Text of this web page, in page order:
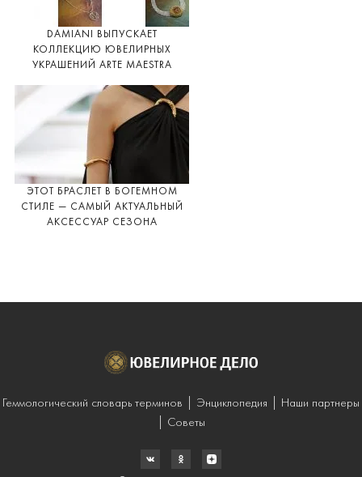
DAMIANI ВЫПУСКАЕТ
КОЛЛЕКЦИЮ ЮВЕЛИРНЫХ
УКРАШЕНИЙ ARTE MAESTRA
ЭТОТ БРАСЛЕТ В БОГЕМНОМ
СТИЛЕ — САМЫЙ АКТУАЛЬНЫЙ
АКСЕССУАР СЕЗОНА
Геммологический словарь терминов Энциклопедия
Наши партнеры
Советы